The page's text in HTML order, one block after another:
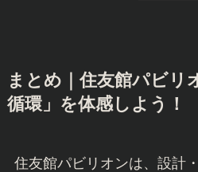
まとめ｜住友館パビリ
循環」を体感しよう！
住友館パビリオンは、設計